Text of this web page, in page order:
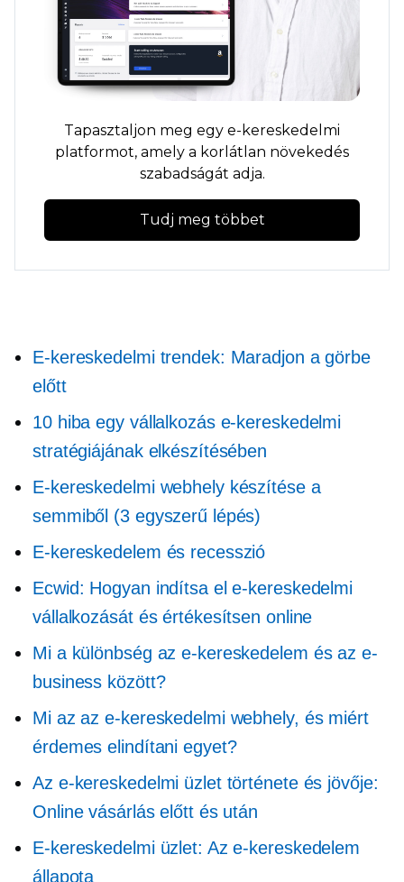
Tapasztaljon meg egy e-kereskedelmi
platformot, amely a korlátlan növekedés
szabadságát adja.
Tudj meg többet
E-kereskedelmi trendek: Maradjon a görbe
előtt
10 hiba egy vállalkozás e-kereskedelmi
stratégiájának elkészítésében
E-kereskedelmi webhely készítése a
semmiből (3 egyszerű lépés)
E-kereskedelem és recesszió
Ecwid: Hogyan indítsa el e-kereskedelmi
vállalkozását és értékesítsen online
Mi a különbség az e-kereskedelem és az e-
business között?
Mi az az e-kereskedelmi webhely, és miért
érdemes elindítani egyet?
Az e-kereskedelmi üzlet története és jövője:
Online vásárlás előtt és után
E-kereskedelmi üzlet: Az e-kereskedelem
állapota